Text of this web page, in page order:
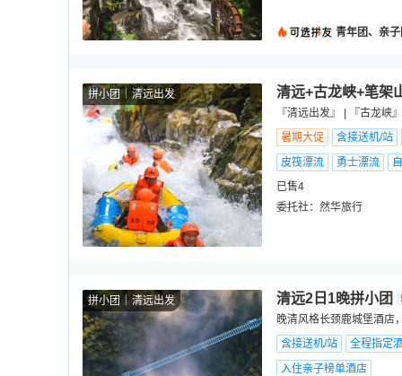
青年团、亲
拼小团 清远出发 清远+古龙峡+笔架
『清远出发』 | 『古龙峡
暑期大促
含接送机/站
皮筏漂流
勇士漂流
已售4
委托社： 然华旅行
拼小团 清远出发 清远2日1晚拼小团
晚清风格长颈鹿城堡酒店
含接送机/站
全程指定
入住亲子榜单酒店